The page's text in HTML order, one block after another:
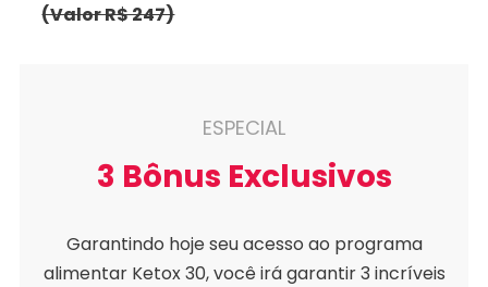
(Valor R$ 247)
ESPECIAL
3 Bônus Exclusivos
Garantindo hoje seu acesso ao programa
alimentar Ketox 30, você irá garantir 3 incríveis